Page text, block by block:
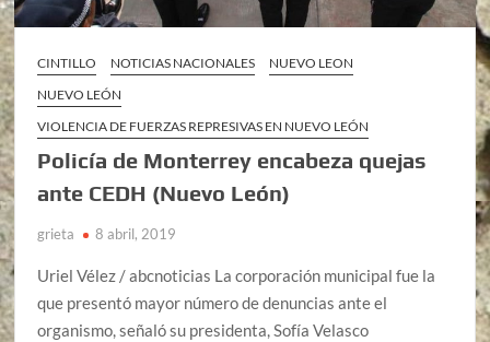
CINTILLO NOTICIAS NACIONALES
NUEVO LEON
NUEVO LEÓN
VIOLENCIA DE FUERZAS REPRESIVAS EN NUEVO LEÓN
Policía de Monterrey encabeza quejas
ante CEDH (Nuevo León)
grieta 8 abril, 2019
Uriel Vélez / abcnoticias La corporación municipal fue la
que presentó mayor número de denuncias ante el
organismo, señaló su presidenta, Sofía Velasco